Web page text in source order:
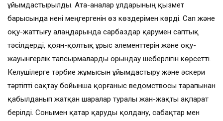
ұйымдастырылды. Ата-аналар ұлдарының қызмет
барысында нені меңгергенін өз көздерімен көрді. Сап және
оқу-жаттығу алаңдарында сарбаздар қарумен саптық
тәсілдерді, қоян-қолтық ұрыс элементтерін және оқу-
жауынгерлік тапсырмаларды орындау шеберлігін көрсетті.
Келушілерге тәрбие жұмысын ұйымдастыру және әскери
тәртіпті сақтау бойынша қорғаныс ведомствосы тарапынан
қабылданып жатқан шаралар туралы жан-жақты ақпарат
берілді. Сонымен қатар қаруды қолдану, сабақтар мен